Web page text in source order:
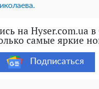
на Hyser.com.ua в
самые яркие
Подписаться